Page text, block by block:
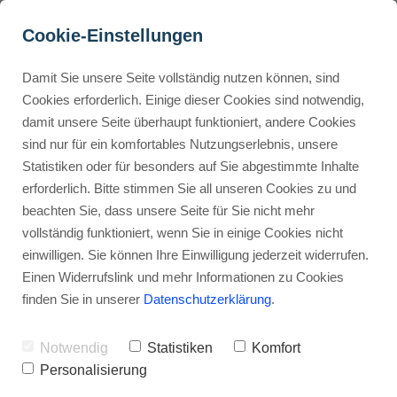
Buyer Personas erstellen
Landingpage optimieren
Internal Linking Tool
Wie kann ich Zahlungen
auf Gumroad annehmen?
Werbehinweis: Links mit Sternchen (*) sind Affiliate-Links. Kaufst
du darüber ein, erhalte ich eine Provision – ohne Mehrkosten für
dich.
Stephan Ochmann
von
Gumroad ist einfach.
Cookie-Einstellungen
Damit Sie unsere Seite vollständig nutzen können, sind
Cookies erforderlich. Einige dieser Cookies sind notwendig,
damit unsere Seite überhaupt funktioniert, andere Cookies
sind nur für ein komfortables Nutzungserlebnis, unsere
Statistiken oder für besonders auf Sie abgestimmte Inhalte
erforderlich. Bitte stimmen Sie all unseren Cookies zu und
beachten Sie, dass unsere Seite für Sie nicht mehr
vollständig funktioniert, wenn Sie in einige Cookies nicht
einwilligen. Sie können Ihre Einwilligung jederzeit widerrufen.
Einen Widerrufslink und mehr Informationen zu Cookies
finden Sie in unserer Datenschutzerklärung.
Notwendig Statistiken
Komfort
Personalisierung